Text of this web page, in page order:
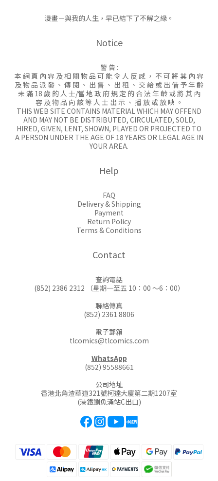
漫畫－與我的人生，早已結下了不解之緣。
Notice
警 告 :
本 網 頁 內 容 及 相 關 物 品 可 能 令 人 反 感 ， 不 可 將 其 內 容
及 物 品 派 發 、 傳 閱 、 出 售 、 出 租 、 交 給 或 出 借 予 年 齡
未 滿 18 歲 的 人 士/當 地 政 府 規 定 的 合 法 年 齡 或 將 其 內
容 及 物 品 向 該 等 人 士 出 示 、 播 放 或 放 映 。
THIS WEB SITE CONTAINS MATERIAL WHICH MAY OFFEND
AND MAY NOT BE DISTRIBUTED, CIRCULATED, SOLD,
HIRED, GIVEN, LENT, SHOWN, PLAYED OR PROJECTED TO
A PERSON UNDER THE AGE OF 18 YEARS OR LEGAL AGE IN
YOUR AREA.
Help
FAQ
Delivery & Shipping
Payment
Return Policy
Terms & Conditions
Contact
查詢電話
(852) 2386 2312 （星期一至五 10：00 ～6：00）
聯絡傳真
(852) 2361 8806
電子郵箱
tlcomics@tlcomics.com
WhatsApp
(852) 95588661
公司地址
香港北角渣華道321號柯達大廈第二期1207室
(港鐵鰂魚涌站C出口)